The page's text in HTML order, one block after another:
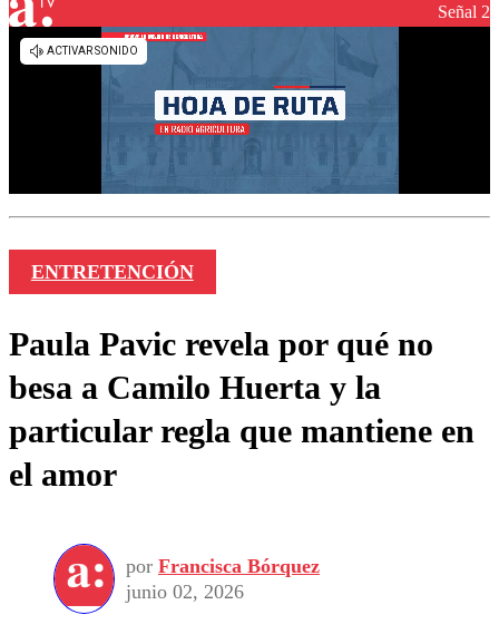
Señal 2
ENTRETENCIÓN
Paula Pavic revela por qué no
besa a Camilo Huerta y la
particular regla que mantiene en
el amor
por Francisca Bórquez
junio 02, 2026